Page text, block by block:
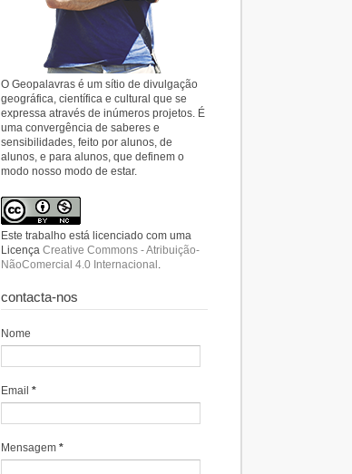
O Geopalavras é um sítio de divulgação
geográfica, científica e cultural que se
expressa através de inúmeros projetos. É
uma convergência de saberes e
sensibilidades, feito por alunos, de
alunos, e para alunos, que definem o
modo nosso modo de estar.
Este trabalho está licenciado com uma
Licença Creative Commons - Atribuição-
NãoComercial 4.0 Internacional .
contacta-nos
Nome
Email *
Mensagem *